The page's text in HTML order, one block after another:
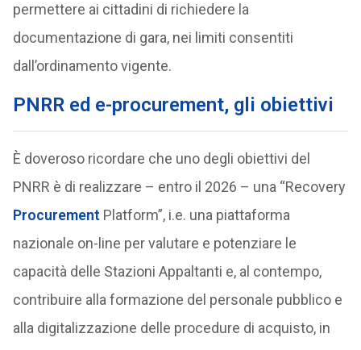
permettere ai cittadini di richiedere la
documentazione di gara, nei limiti consentiti
dall’ordinamento vigente.
PNRR ed e-procurement, gli obiettivi
È doveroso ricordare che uno degli obiettivi del
PNRR è di realizzare – entro il 2026 – una “Recovery
Procurement Platform”, i.e. una piattaforma
nazionale on-line per valutare e potenziare le
capacità delle Stazioni Appaltanti e, al contempo,
contribuire alla formazione del personale pubblico e
alla digitalizzazione delle procedure di acquisto, in